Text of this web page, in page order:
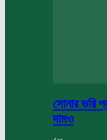
সোনার ভরি
দামও